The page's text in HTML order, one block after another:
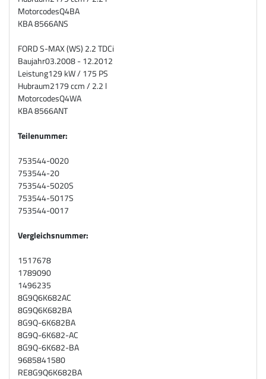
MotorcodesQ4BA
KBA 8566ANS
FORD S-MAX (WS) 2.2 TDCi
Baujahr03.2008 - 12.2012
Leistung129 kW / 175 PS
Hubraum2179 ccm / 2.2 l
MotorcodesQ4WA
KBA 8566ANT
Teilenummer:
753544-0020
753544-20
753544-5020S
753544-5017S
753544-0017
Vergleichsnummer:
1517678
1789090
1496235
8G9Q6K682AC
8G9Q6K682BA
8G9Q-6K682BA
8G9Q-6K682-AC
8G9Q-6K682-BA
9685841580
RE8G9Q6K682BA